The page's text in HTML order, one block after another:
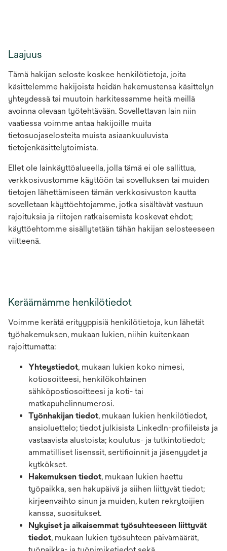
Laajuus
Tämä hakijan seloste koskee henkilötietoja, joita
käsittelemme hakijoista heidän hakemustensa käsittelyn
yhteydessä tai muutoin harkitessamme heitä meillä
avoinna olevaan työtehtävään. Sovellettavan lain niin
vaatiessa voimme antaa hakijoille muita
tietosuojaselosteita muista asiaankuuluvista
tietojenkäsittelytoimista.
Ellet ole lainkäyttöalueella, jolla tämä ei ole sallittua,
verkkosivustomme käyttöön tai sovelluksen tai muiden
tietojen lähettämiseen tämän verkkosivuston kautta
sovelletaan käyttöehtojamme, jotka sisältävät vastuun
rajoituksia ja riitojen ratkaisemista koskevat ehdot;
käyttöehtomme sisällytetään tähän hakijan selosteeseen
viitteenä.
Keräämämme henkilötiedot
Voimme kerätä erityyppisiä henkilötietoja, kun lähetät
työhakemuksen, mukaan lukien, niihin kuitenkaan
rajoittumatta:
Yhteystiedot, mukaan lukien koko nimesi,
kotiosoitteesi, henkilökohtainen
sähköpostiosoitteesi ja koti- tai
matkapuhelinnumerosi.
Työnhakijan tiedot, mukaan lukien henkilötiedot,
ansioluettelo; tiedot julkisista LinkedIn-profiileista ja
vastaavista alustoista; koulutus- ja tutkintotiedot;
ammatilliset lisenssit, sertifioinnit ja jäsenyydet ja
kytkökset.
Hakemuksen tiedot, mukaan lukien haettu
työpaikka, sen hakupäivä ja siihen liittyvät tiedot;
kirjeenvaihto sinun ja muiden, kuten rekrytoijien
kanssa, suositukset.
Nykyiset ja aikaisemmat työsuhteeseen liittyvät
tiedot, mukaan lukien työsuhteen päivämäärät,